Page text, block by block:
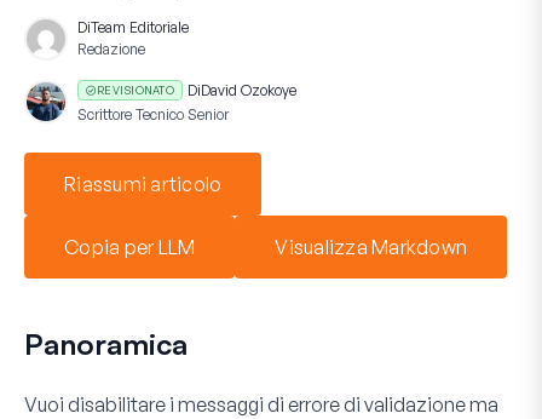
DiTeam Editoriale
Redazione
REVISIONATO DiDavid Ozokoye
Scrittore Tecnico Senior
Riassumi articolo
Copia per LLM Visualizza Markdown
Panoramica
Vuoi disabilitare i messaggi di errore di validazione ma